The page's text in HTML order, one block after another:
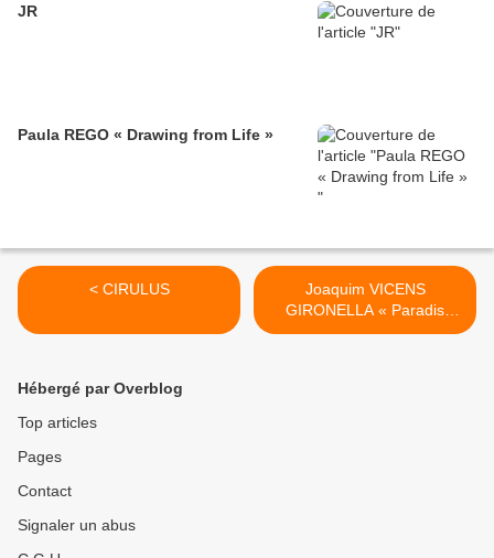
JR
Paula REGO « Drawing from Life »
< CIRULUS
Joaquim VICENS
GIRONELLA « Paradis
Perdu » >
Hébergé par Overblog
Top articles
Pages
Contact
Signaler un abus